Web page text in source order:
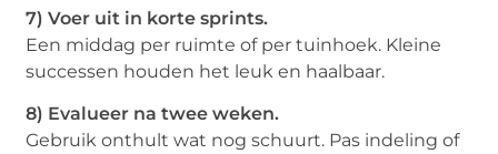
7) Voer uit in korte sprints.
Een middag per ruimte of per tuinhoek. Kleine
successen houden het leuk en haalbaar.
8) Evalueer na twee weken.
Gebruik onthult wat nog schuurt. Pas indeling of